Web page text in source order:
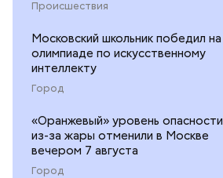
Происшествия
Московский школьник победил на
олимпиаде по искусственному
интеллекту
Город
«Оранжевый» уровень опасности
из-за жары отменили в Москве
вечером 7 августа
Город